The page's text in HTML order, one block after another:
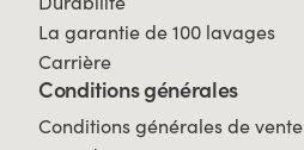
La garantie de 100 lavages
Carrière
Conditions générales
Conditions générales de vente